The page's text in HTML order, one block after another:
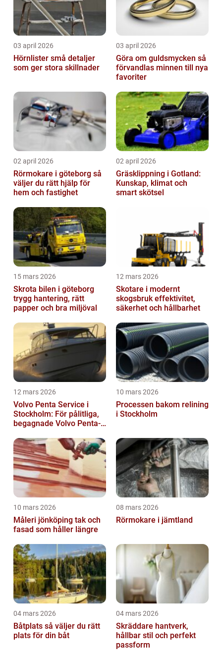
03 april 2026
Hörnlister små detaljer
som ger stora skillnader
03 april 2026
Göra om guldsmycken så
förvandlas minnen till nya
favoriter
02 april 2026
Rörmokare i göteborg så
väljer du rätt hjälp för
hem och fastighet
02 april 2026
Gräsklippning i Gotland:
Kunskap, klimat och
smart skötsel
15 mars 2026
Skrota bilen i göteborg
trygg hantering, rätt
papper och bra miljöval
12 mars 2026
Skotare i modernt
skogsbruk effektivitet,
säkerhet och hållbarhet
12 mars 2026
Volvo Penta Service i
Stockholm: För pålitliga,
begagnade Volvo Penta-
10 mars 2026
Processen bakom relining
i Stockholm
10 mars 2026
Måleri jönköping tak och
fasad som håller längre
08 mars 2026
Rörmokare i jämtland
04 mars 2026
Båtplats så väljer du rätt
plats för din båt
04 mars 2026
Skräddare hantverk,
hållbar stil och perfekt
passform